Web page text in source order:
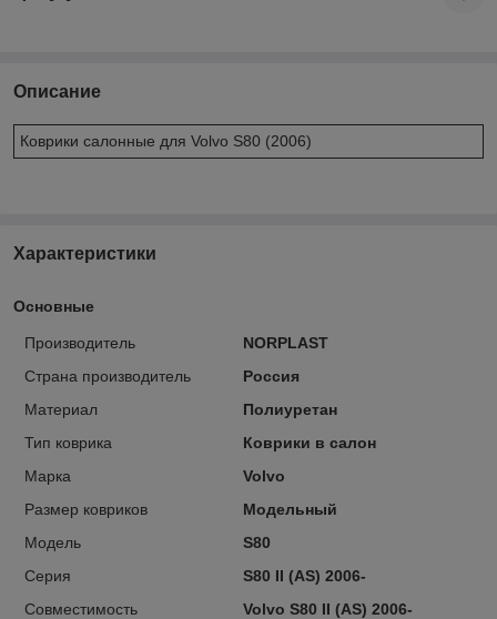
Описание
Коврики салонные для Volvo S80 (2006)
Характеристики
Основные
Производитель
NORPLAST
Страна производитель
Россия
Материал
Полиуретан
Тип коврика
Коврики в салон
Марка
Volvo
Размер ковриков
Модельный
Модель
S80
Серия
S80 II (AS) 2006-
Совместимость
Volvo S80 II (AS) 2006-